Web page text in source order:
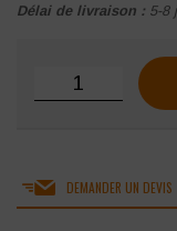
Délai de livraison : 5-8
quantité de
DEMANDER UN DEVIS